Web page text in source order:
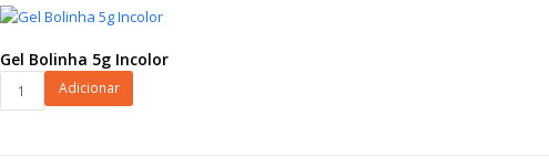
Gel Bolinha 5g Incolor
Bolinha
Adicionar